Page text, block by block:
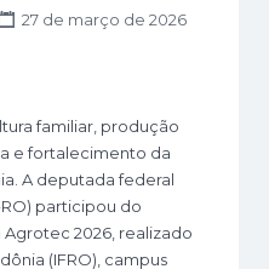
27 de março de 2026
familiar, produção
e fortalecimento da
A deputada federal
participou do
2026, realizado
(IFRO), campus